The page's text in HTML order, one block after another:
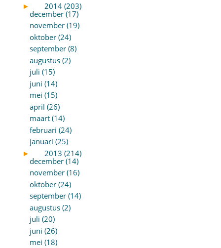
►
2014 (203)
december (17)
november (19)
oktober (24)
september (8)
augustus (2)
juli (15)
juni (14)
mei (15)
april (26)
maart (14)
februari (24)
januari (25)
►
2013 (214)
december (14)
november (16)
oktober (24)
september (14)
augustus (2)
juli (20)
juni (26)
mei (18)